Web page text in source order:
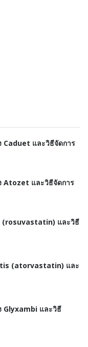
Caduet และวิธีจัดการ
Atozet และวิธีจัดการ
(rosuvastatin) และวิธี
(atorvastatin) และ
Glyxambi และวิธี